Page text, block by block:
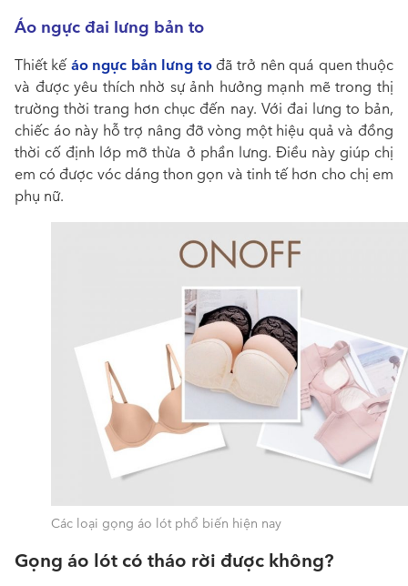
Áo ngực đai lưng bản to
Thiết kếáo ngực bản lưng tođã trở nên quá quen thuộc
và được yêu thích nhờ sự ảnh hưởng mạnh mẽ trong thị
trường thời trang hơn chục đến nay. Với đai lưng to bản,
chiếc áo này hỗ trợ nâng đỡ vòng một hiệu quả và đồng
thời cố định lớp mỡ thừa ở phần lưng. Điều này giúp chị
em có được vóc dáng thon gọn và tinh tế hơn cho chị em
phụ nữ.
Các loại gọng áo lót phổ biến hiện nay
Gọng áo lót có tháo rời được không?